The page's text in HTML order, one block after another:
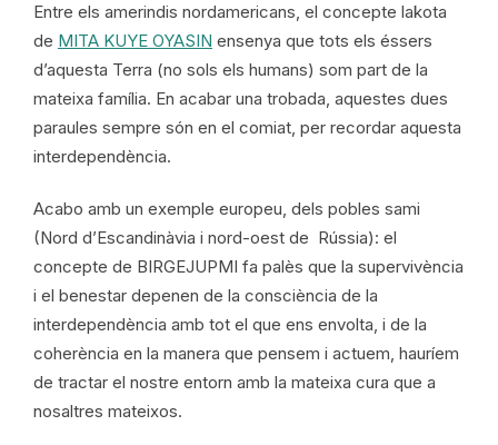
Entre els amerindis nordamericans, el concepte lakota
de MITA KUYE OYASIN ensenya que tots els éssers
d’aquesta Terra (no sols els humans) som part de la
mateixa família. En acabar una trobada, aquestes dues
paraules sempre són en el comiat, per recordar aquesta
interdependència.
Acabo amb un exemple europeu, dels pobles sami
(Nord d’Escandinàvia i nord-oest de Rússia): el
concepte de BIRGEJUPMI fa palès que la supervivència
i el benestar depenen de la consciència de la
interdependència amb tot el que ens envolta, i de la
coherència en la manera que pensem i actuem, hauríem
de tractar el nostre entorn amb la mateixa cura que a
nosaltres mateixos.